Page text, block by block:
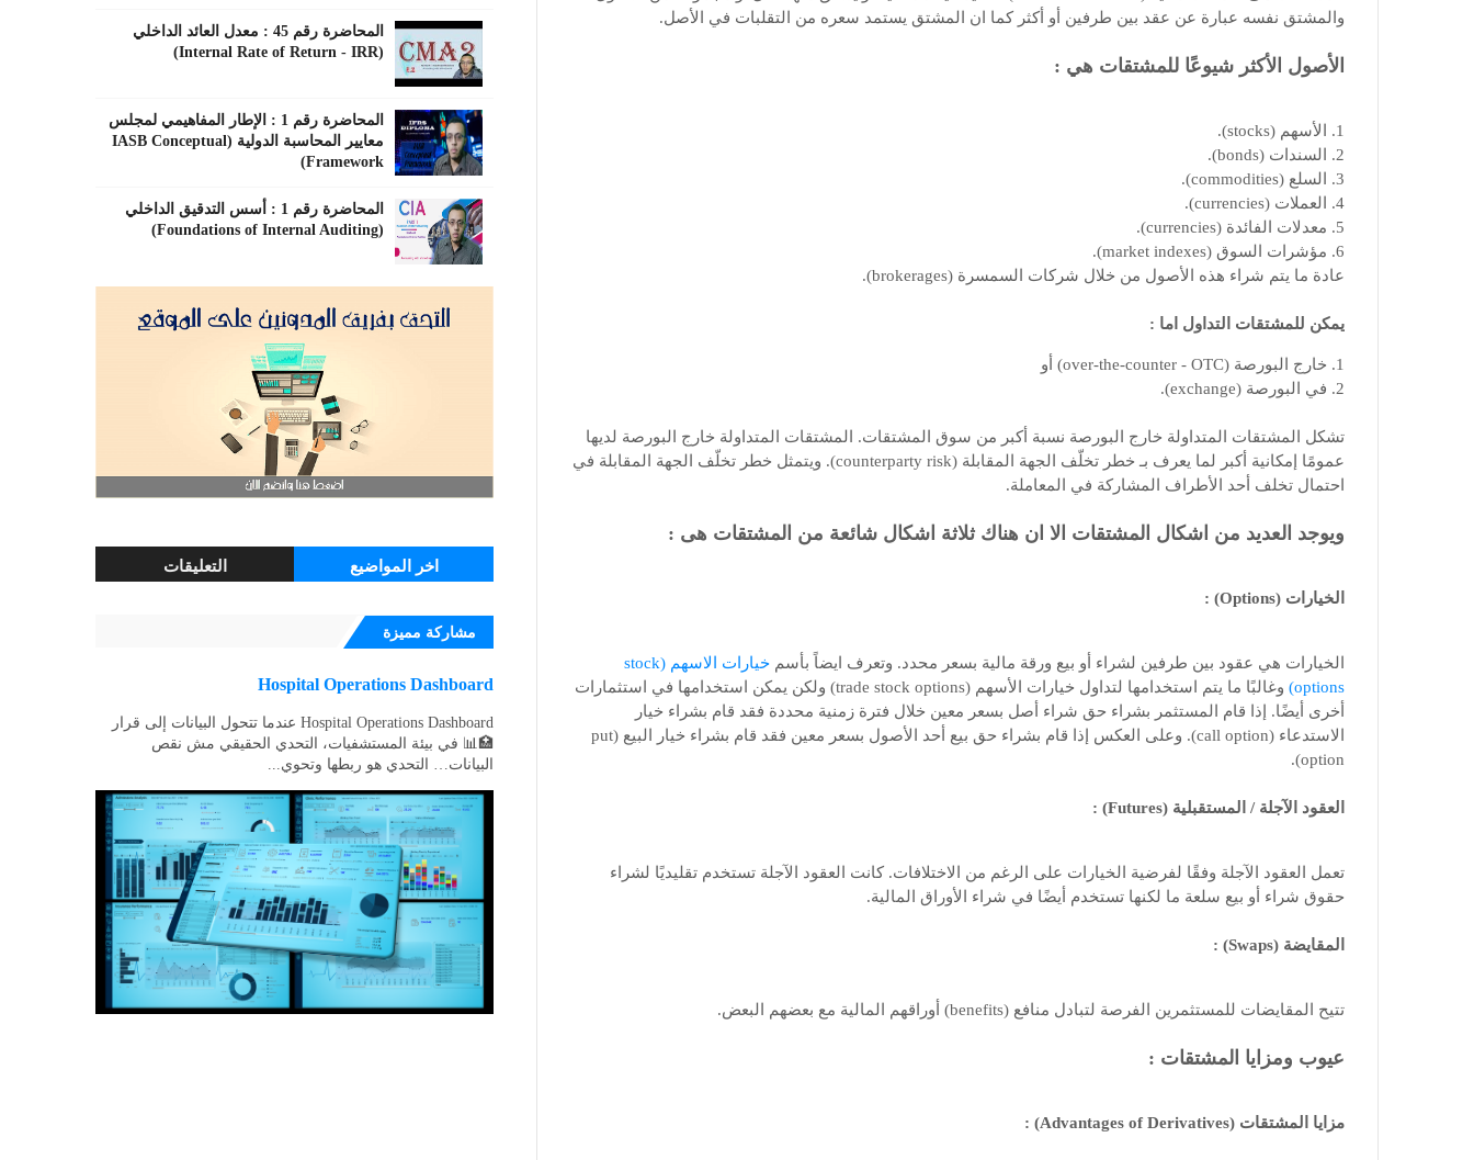
والمشتق نفسه عبارة عن عقد بين طرفين أو أكثر كما ان المشتق يستمد سعره من التقلبات في الأصل.
الأصول الأكثر شيوعًا للمشتقات هي :
1. الأسهم (stocks).
2. السندات (bonds).
3. السلع (commodities).
4. العملات (currencies).
5. معدلات الفائدة (currencies).
6. مؤشرات السوق (market indexes).
عادة ما يتم شراء هذه الأصول من خلال شركات السمسرة (brokerages).
يمكن للمشتقات التداول اما :
1. خارج البورصة (over-the-counter - OTC) أو
2. في البورصة (exchange).
تشكل المشتقات المتداولة خارج البورصة نسبة أكبر من سوق المشتقات. المشتقات المتداولة خارج البورصة لديها
عمومًا إمكانية أكبر لما يعرف بـ خطر تخلّف الجهة المقابلة (counterparty risk). ويتمثل خطر تخلّف الجهة المقابلة في
احتمال تخلف أحد الأطراف المشاركة في المعاملة.
ويوجد العديد من اشكال المشتقات الا ان هناك ثلاثة اشكال شائعة من المشتقات هى :
الخيارات (Options) :
الخيارات هي عقود بين طرفين لشراء أو بيع ورقة مالية بسعر محدد. وتعرف ايضاً بأسم
خيارات الاسهم (stock
options)
وغالبًا ما يتم استخدامها لتداول خيارات الأسهم (trade stock options) ولكن يمكن استخدامها في استثمارات
أخرى أيضًا. إذا قام المستثمر بشراء حق شراء أصل بسعر معين خلال فترة زمنية محددة فقد قام بشراء خيار
الاستدعاء (call option). وعلى العكس إذا قام بشراء حق بيع أحد الأصول بسعر معين فقد قام بشراء خيار البيع (put
option).
العقود الآجلة / المستقبلية (Futures) :
تعمل العقود الآجلة وفقًا لفرضية الخيارات على الرغم من الاختلافات. كانت العقود الآجلة تستخدم تقليديًا لشراء
حقوق شراء أو بيع سلعة ما لكنها تستخدم أيضًا في شراء الأوراق المالية.
المقايضة (Swaps) :
تتيح المقايضات للمستثمرين الفرصة لتبادل منافع (benefits) أوراقهم المالية مع بعضهم البعض.
عيوب ومزايا المشتقات :
مزايا المشتقات (Advantages of Derivatives) :
المحاضرة رقم 45 : معدل العائد الداخلي
(Internal Rate of Return - IRR)
المحاضرة رقم 1 : الإطار المفاهيمي لمجلس
معايير المحاسبة الدولية (IASB Conceptual
Framework)
المحاضرة رقم 1 : أسس التدقيق الداخلي
(Foundations of Internal Auditing)
اخر المواضيع التعليقات
مشاركة مميزة
Hospital Operations Dashboard
Hospital Operations Dashboard عندما تتحول البيانات إلى قرار
🏥📊 في بيئة المستشفيات، التحدي الحقيقي مش نقص
البيانات… التحدي هو ربطها وتحوي...